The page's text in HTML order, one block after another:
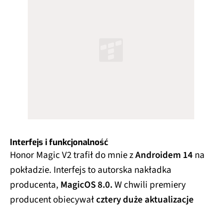
Interfejs i funkcjonalność
Honor Magic V2 trafił do mnie zAndroidem 14na
pokładzie. Interfejs to autorska nakładka
producenta, MagicOS 8.0.W chwili premiery
producent obiecywałcztery duże aktualizacje